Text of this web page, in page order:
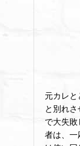
元カレ
と別れ
で大失
者は、一